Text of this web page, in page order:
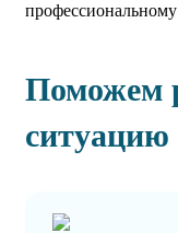
профессиональному
Поможем
ситуацию